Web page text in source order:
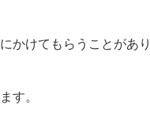
かけてもらうことがあ
す。